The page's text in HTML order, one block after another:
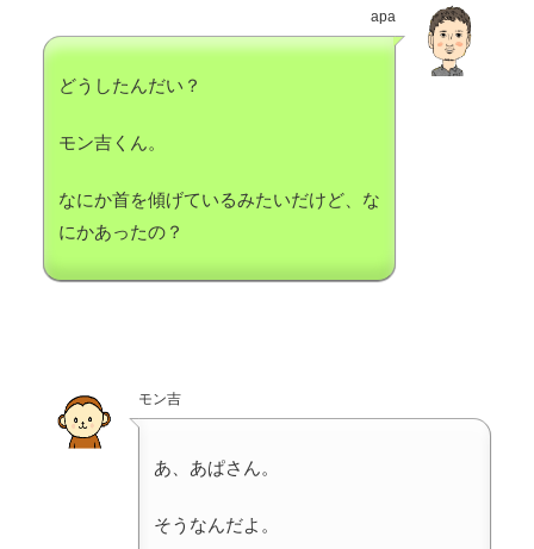
apa
どうしたんだい？
モン吉くん。
なにか首を傾げているみたいだけど、な
にかあったの？
モン吉
あ、あぱさん。
そうなんだよ。